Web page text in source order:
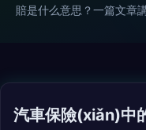
賠是什么意思？一篇文章
汽車保險(xiǎn)中